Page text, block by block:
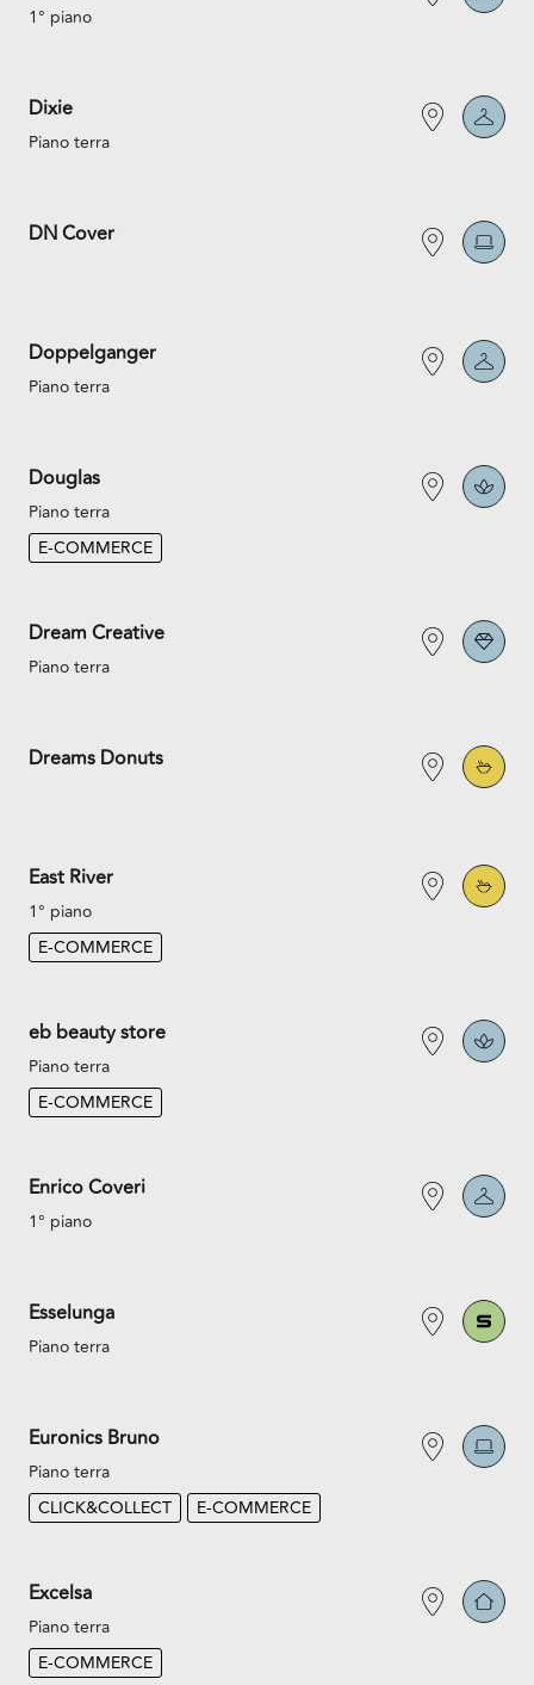
1° piano
Dixie
Piano terra
DN Cover
Doppelganger
Piano terra
Douglas
Piano terra
E-COMMERCE
Dream Creative
Piano terra
Dreams Donuts
East River
1° piano
E-COMMERCE
eb beauty store
Piano terra
E-COMMERCE
Enrico Coveri
1° piano
Esselunga
Piano terra
Euronics Bruno
Piano terra
CLICK&COLLECT
E-COMMERCE
Excelsa
Piano terra
E-COMMERCE